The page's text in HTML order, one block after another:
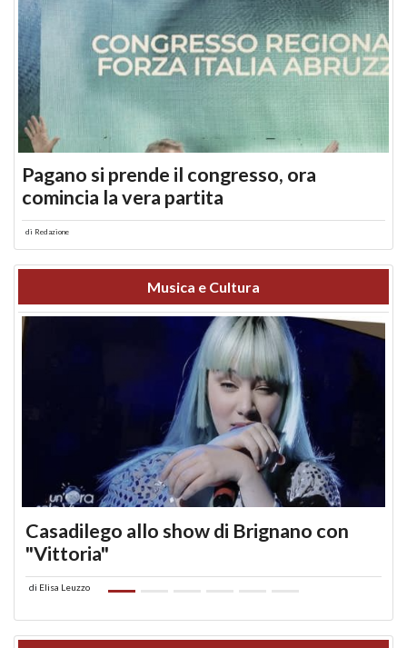
Pagano si prende il congresso, ora
comincia la vera partita
di Redazione
Musica e Cultura
Casadilego allo show di Brignano con
"Vittoria"
di Elisa Leuzzo